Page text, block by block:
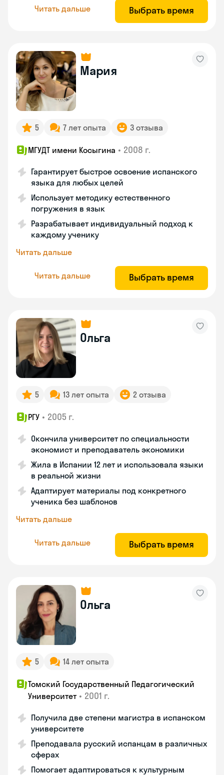
Читать дальше Выбрать время
Мария
5 7 лет опыта 3 отзыва
МГУДТ имени Косыгина • 2008 г.
Гарантирует быстрое освоение испанского
языка для любых целей
Использует методику естественного
погружения в язык
Разрабатывает индивидуальный подход к
каждому ученику
Читать дальше
Читать дальше Выбрать время
Ольга
5 13 лет опыта 2 отзыва
РГУ • 2005 г.
Окончила университет по специальности
экономист и преподаватель экономики
Жила в Испании 12 лет и использовала языки
в реальной жизни
Адаптирует материалы под конкретного
ученика без шаблонов
Читать дальше
Читать дальше Выбрать время
Ольга
5 14 лет опыта
Томский Государственный Педагогический
Университет • 2001 г.
Получила две степени магистра в испанском
университете
Преподавала русский испанцам в различных
сферах
Помогает адаптироваться к культурным